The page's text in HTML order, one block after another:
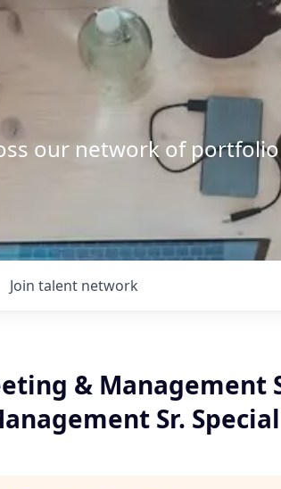
our network of portfolio
Join talent network
& Management
Sr.